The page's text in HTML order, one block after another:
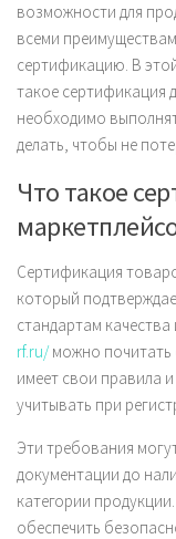
возможности для
всеми
сертификацию. В
такое сертификация
необходимо
делать, чтобы не
Что такое
Сертификация
который
стандартам
rf.ru/можно почитать
имеет свои правила
учитывать при
Эти требования
документации до
категории
обеспечить